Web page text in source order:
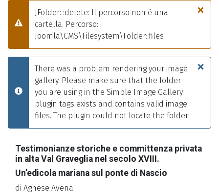
×
Attenzione
JFolder: :delete: Il percorso non è una
cartella. Percorso:
Joomla\CMS\Filesystem\Folder::files
×
info
There was a problem rendering your image
gallery. Please make sure that the folder
you are using in the Simple Image Gallery
plugin tags exists and contains valid image
files. The plugin could not locate the folder:
Testimonianze storiche e committenza privata
in alta Val Graveglia nel secolo XVIII.
Un’edicola mariana sul ponte di Nascio
di Agnese Avena